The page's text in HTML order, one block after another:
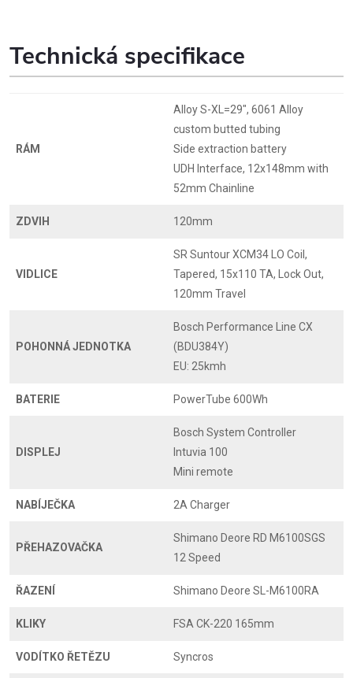
Technická specifikace
RÁM
Alloy S-XL=29", 6061 Alloy
custom butted tubing
Side extraction battery
UDH Interface, 12x148mm with
52mm Chainline
ZDVIH 120mm
VIDLICE
SR Suntour XCM34 LO Coil,
Tapered, 15x110 TA, Lock Out,
120mm Travel
POHONNÁ JEDNOTKA
Bosch Performance Line CX
(BDU384Y)
EU: 25kmh
BATERIE PowerTube 600Wh
DISPLEJ
Bosch System Controller
Intuvia 100
Mini remote
NABÍJEČKA 2A Charger
PŘEHAZOVAČKA
Shimano Deore RD M6100SGS
12 Speed
ŘAZENÍ Shimano Deore SL-M6100RA
KLIKY FSA CK-220 165mm
VODÍTKO ŘETĚZU Syncros